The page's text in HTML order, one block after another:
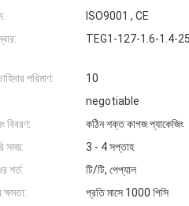
ISO9001 , CE
TEG1-127-1.6-1.4-
পরিমাণ:
10
negotiable
বিবরণ:
কঠিন শক্ত কাগজ প্যাকেজিং
সময়:
3 - 4 সপ্তাহ
শর্ত:
টি/টি, পেপ্যাল
ক্ষমতা:
প্রতি মাসে 1000 পিসি